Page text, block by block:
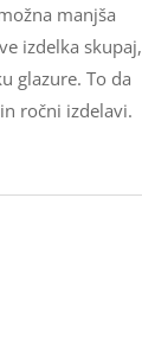
manjša
izdelka skupaj,
glazure. To da
ročni izdelavi.